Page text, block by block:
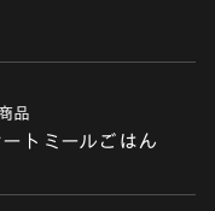
品
トミールごはん